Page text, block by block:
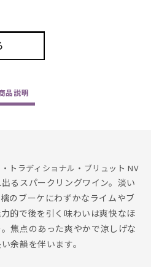
品説明
トラディショナル・ブリュット NV
るスパークリングワイン。淡い
のブーケにわずかなライムやブ
的で後を引く味わいは爽快なほ
焦点のあった爽やかで涼しげな
余韻を伴います。